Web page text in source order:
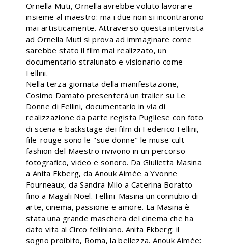
Ornella Muti, Ornella avrebbe voluto lavorare
insieme al maestro: ma i due non si incontrarono
mai artisticamente. Attraverso questa intervista
ad Ornella Muti si prova ad immaginare come
sarebbe stato il film mai realizzato, un
documentario stralunato e visionario come
Fellini.
Nella terza giornata della manifestazione,
Cosimo Damato presenterà un trailer su Le
Donne di Fellini, documentario in via di
realizzazione da parte regista Pugliese con foto
di scena e backstage dei film di Federico Fellini,
file-rouge sono le "sue donne" le muse cult-
fashion del Maestro rivivono in un percorso
fotografico, video e sonoro. Da Giulietta Masina
a Anita Ekberg, da Anouk Aimèe a Yvonne
Fourneaux, da Sandra Milo a Caterina Boratto
fino a Magali Noel. Fellini-Masina un connubio di
arte, cinema, passione e amore. La Masina è
stata una grande maschera del cinema che ha
dato vita al Circo felliniano. Anita Ekberg: il
sogno proibito, Roma, la bellezza. Anouk Aimée: